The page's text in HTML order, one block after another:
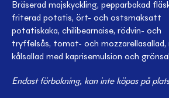
Bräserad majskyckling, pepparbakad
friterad potatis, ört- och ostsmaksatt
potatiskaka, chilibearnaise, rödvin- och
tryffelsås, tomat- och mozzarellasallad,
kålsallad med kaprisemulsion och
Endast förbokning, kan inte köpas på